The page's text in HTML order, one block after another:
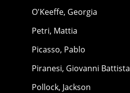
O'Keeffe, Georgia
Petri, Mattia
Picasso, Pablo
Piranesi, Giovanni Battista
Pollock, Jackson